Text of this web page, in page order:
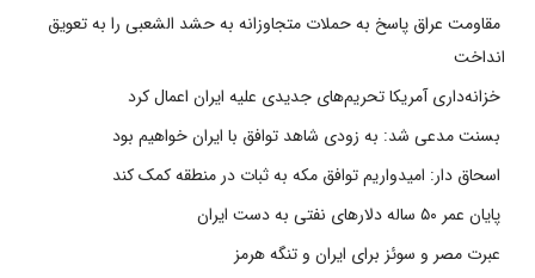
مقاومت عراق پاسخ به حملات متجاوزانه به حشد الشعبی را به تعویق
انداخت
خزانه‌داری آمریکا تحریم‌های جدیدی علیه ایران اعمال کرد
بسنت مدعی شد: به زودی شاهد توافق با ایران خواهیم بود
اسحاق دار: امیدواریم توافق مکه به ثبات در منطقه کمک کند
پایان عمر ۵۰ ساله دلارهای نفتی به دست ایران
عبرت مصر و سوئز برای ایران و تنگه هرمز